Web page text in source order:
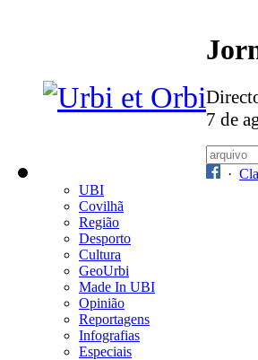
7 de
·
UBI
Covilhã
Região
Desporto
Cultura
GeoUrbi
Made In UBI
Opinião
Reportagens
Infografias
Especiais